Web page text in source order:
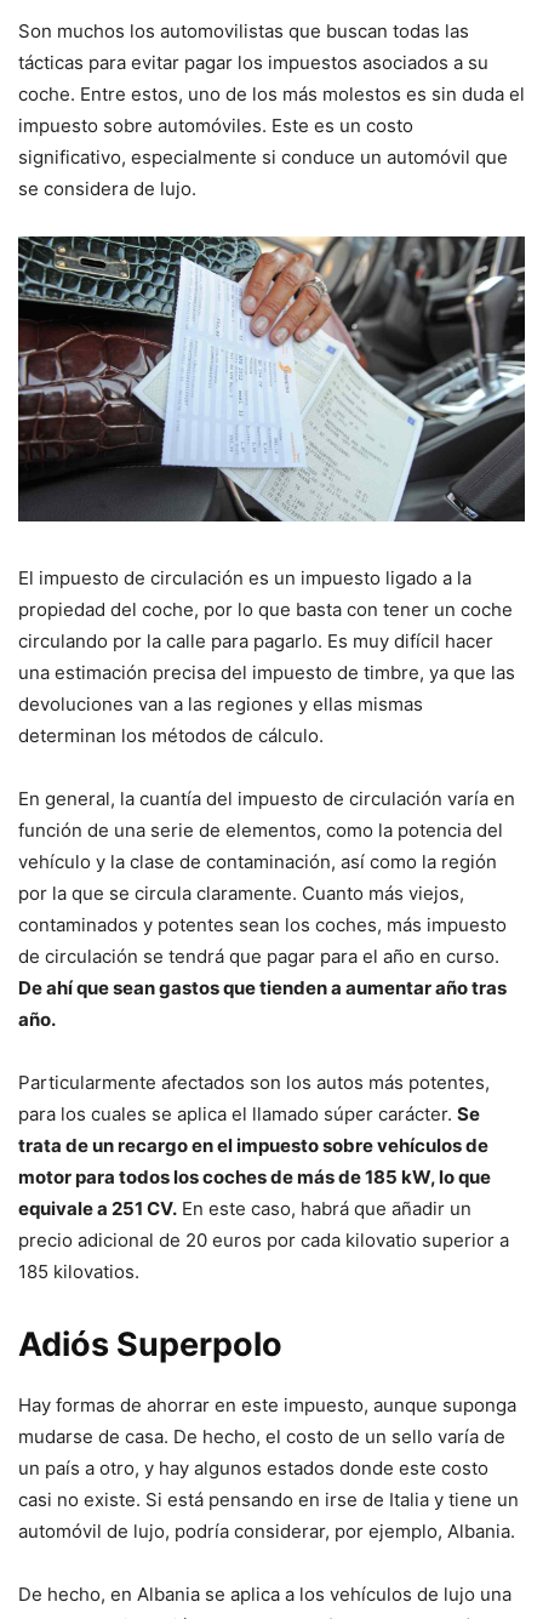
Son muchos los automovilistas que buscan todas las
tácticas para evitar pagar los impuestos asociados a su
coche. Entre estos, uno de los más molestos es sin duda el
impuesto sobre automóviles. Este es un costo
significativo, especialmente si conduce un automóvil que
se considera de lujo.
El impuesto de circulación es un impuesto ligado a la
propiedad del coche, por lo que basta con tener un coche
circulando por la calle para pagarlo. Es muy difícil hacer
una estimación precisa del impuesto de timbre, ya que las
devoluciones van a las regiones y ellas mismas
determinan los métodos de cálculo.
En general, la cuantía del impuesto de circulación varía en
función de una serie de elementos, como la potencia del
vehículo y la clase de contaminación, así como la región
por la que se circula claramente. Cuanto más viejos,
contaminados y potentes sean los coches, más impuesto
de circulación se tendrá que pagar para el año en curso.
De ahí que sean gastos que tienden a aumentar año tras
año.
Particularmente afectados son los autos más potentes,
para los cuales se aplica el llamado súper carácter. Se
trata de un recargo en el impuesto sobre vehículos de
motor para todos los coches de más de 185 kW, lo que
equivale a 251 CV. En este caso, habrá que añadir un
precio adicional de 20 euros por cada kilovatio superior a
185 kilovatios.
Adiós Superpolo
Hay formas de ahorrar en este impuesto, aunque suponga
mudarse de casa. De hecho, el costo de un sello varía de
un país a otro, y hay algunos estados donde este costo
casi no existe. Si está pensando en irse de Italia y tiene un
automóvil de lujo, podría considerar, por ejemplo, Albania.
De hecho, en Albania se aplica a los vehículos de lujo una